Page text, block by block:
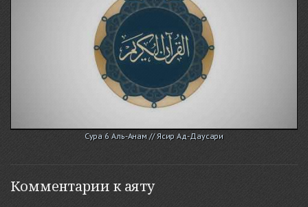
Сура 6 Аль-Анам // Ясир Ад-Даусари
Комментарии к аяту